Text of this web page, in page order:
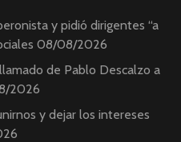
y pidió dirigentes “a
08/08/2026
de Pablo Descalzo a
2026
y dejar los intereses